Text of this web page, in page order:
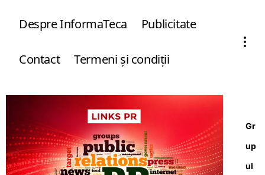
Despre InformaTeca Publicitate
Contact Termeni şi condiţii
Gr
up
ul